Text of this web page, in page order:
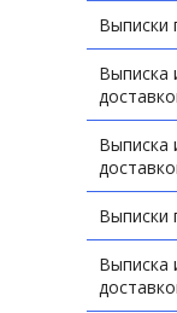
Выписки
Выписка
Выписки